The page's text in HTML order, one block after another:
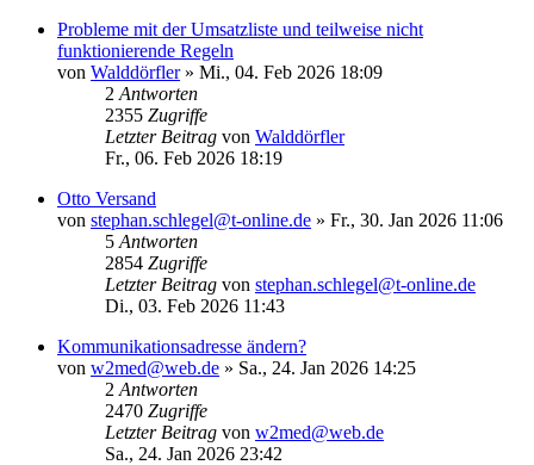
Probleme mit der Umsatzliste und teilweise nicht
funktionierende Regeln
von Walddörfler» Mi., 04. Feb 2026 18:09
2 Antworten
2355 Zugriffe
Letzter Beitrag von Walddörfler
Fr., 06. Feb 2026 18:19
Otto Versand
von stephan.schlegel@t-online.de » Fr., 30. Jan 2026 11:06
5 Antworten
2854 Zugriffe
Letzter Beitrag von stephan.schlegel@t-online.de
Di., 03. Feb 2026 11:43
Kommunikationsadresse ändern?
von w2med@web.de » Sa., 24. Jan 2026 14:25
2 Antworten
2470 Zugriffe
Letzter Beitrag von w2med@web.de
Sa., 24. Jan 2026 23:42